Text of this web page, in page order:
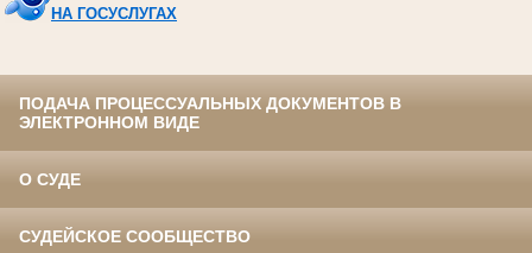
НА ГОСУСЛУГАХ
ПОДАЧА ПРОЦЕССУАЛЬНЫХ ДОКУМЕНТОВ В
ЭЛЕКТРОННОМ ВИДЕ
О СУДЕ
СУДЕЙСКОЕ СООБЩЕСТВО